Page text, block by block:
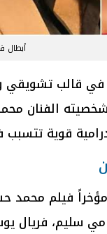
أبطال
في قالب
الفنان
قوية
فيلم محمد
سليم، فريال